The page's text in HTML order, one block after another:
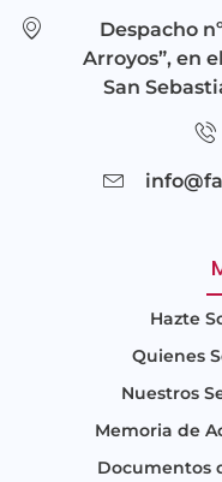
Despacho
Arroyos”, en
San
Hazte
Quienes
Nuestros
Memoria de
Documentos